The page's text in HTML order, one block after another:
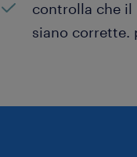
controlla che il
siano corrette.